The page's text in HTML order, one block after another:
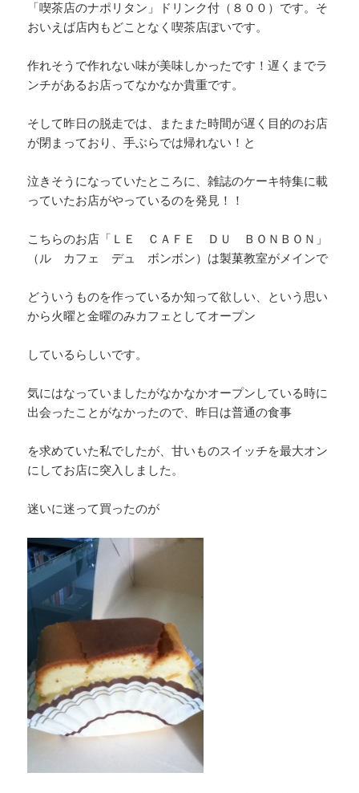
「喫茶店のナポリタン」ドリンク付（８００）です。そ
おいえば店内もどことなく喫茶店ぽいです。
作れそうで作れない味が美味しかったです！遅くまでラ
ンチがあるお店ってなかなか貴重です。
そして昨日の脱走では、またまた時間が遅く目的のお店
が閉まっており、手ぶらでは帰れない！と
泣きそうになっていたところに、雑誌のケーキ特集に載
っていたお店がやっているのを発見！！
こちらのお店「ＬＥ ＣＡＦＥ ＤＵ ＢＯＮＢＯＮ」
（ル カフェ デュ ボンボン）は製菓教室がメインで
どういうものを作っているか知って欲しい、という思い
から火曜と金曜のみカフェとしてオープン
しているらしいです。
気にはなっていましたがなかなかオープンしている時に
出会ったことがなかったので、昨日は普通の食事
を求めていた私でしたが、甘いものスイッチを最大オン
にしてお店に突入しました。
迷いに迷って買ったのが